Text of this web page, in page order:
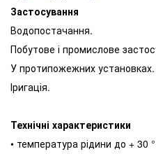
Застосування
Водопостачання.
Побутове і промислове
У протипожежних установках.
Іригація.
Технічні характеристики
• температура рідини до + 30